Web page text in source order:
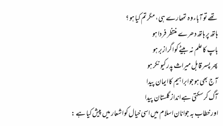
تھے تو آباءوہ تمھارے ہی، مگرتم کیا ہو ؟
ہاتھ پر ہاتھ دھرے منتظر فردا ہو
باپ کا علم نہ بیٹے کو اگر ازبر ہو
پھر پسر قابل میراث پدر کیونکر ہو
آج بھی ہو جو ابراہیم کا ایمان پیدا
آگ کرسکتی ہے انداز گلستان پیدا
اور خطاب بہ جوانان اسلام میں اسی خیال کو اشعار میں پیش کیا ہے :